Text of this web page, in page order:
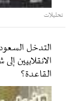
تحليلات
التدخل
الانقلابيين
القاعدة؟